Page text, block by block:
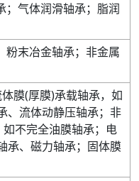
； 气体润滑轴承； 脂润
粉末冶金轴承； 非金属
膜(厚膜)承载轴承， 如
、流体动静压轴承； 非
如不完全油膜轴承； 电
承、磁力轴承； 固体膜